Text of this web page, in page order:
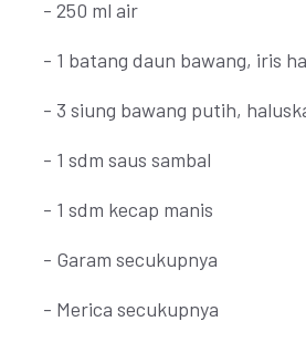
- 250 ml air
- 1 batang daun bawang, iris
- 3 siung bawang putih,
- 1 sdm saus sambal
- 1 sdm kecap manis
- Garam secukupnya
- Merica secukupnya